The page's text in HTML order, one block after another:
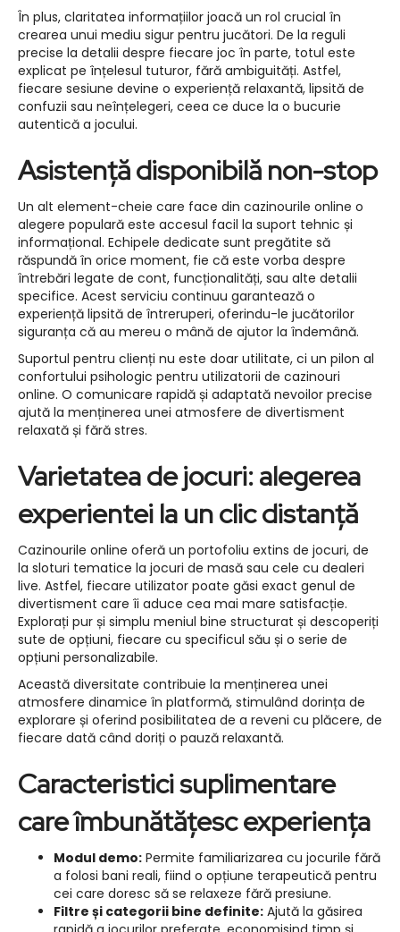
În plus, claritatea informațiilor joacă un rol crucial în
crearea unui mediu sigur pentru jucători. De la reguli
precise la detalii despre fiecare joc în parte, totul este
explicat pe înțelesul tuturor, fără ambiguități. Astfel,
fiecare sesiune devine o experiență relaxantă, lipsită de
confuzii sau neînțelegeri, ceea ce duce la o bucurie
autentică a jocului.
Asistență disponibilă non-stop
Un alt element-cheie care face din cazinourile online o
alegere populară este accesul facil la suport tehnic și
informațional. Echipele dedicate sunt pregătite să
răspundă în orice moment, fie că este vorba despre
întrebări legate de cont, funcționalități, sau alte detalii
specifice. Acest serviciu continuu garantează o
experiență lipsită de întreruperi, oferindu-le jucătorilor
siguranța că au mereu o mână de ajutor la îndemână.
Suportul pentru clienți nu este doar utilitate, ci un pilon al
confortului psihologic pentru utilizatorii de cazinouri
online. O comunicare rapidă și adaptată nevoilor precise
ajută la menținerea unei atmosfere de divertisment
relaxată și fără stres.
Varietatea de jocuri: alegerea
experientei la un clic distanță
Cazinourile online oferă un portofoliu extins de jocuri, de
la sloturi tematice la jocuri de masă sau cele cu dealeri
live. Astfel, fiecare utilizator poate găsi exact genul de
divertisment care îi aduce cea mai mare satisfacție.
Explorați pur și simplu meniul bine structurat și descoperiți
sute de opțiuni, fiecare cu specificul său și o serie de
opțiuni personalizabile.
Această diversitate contribuie la menținerea unei
atmosfere dinamice în platformă, stimulând dorința de
explorare și oferind posibilitatea de a reveni cu plăcere, de
fiecare dată când doriți o pauză relaxantă.
Caracteristici suplimentare
care îmbunătățesc experiența
Modul demo: Permite familiarizarea cu jocurile fără
a folosi bani reali, fiind o opțiune terapeutică pentru
cei care doresc să se relaxeze fără presiune.
Filtre și categorii bine definite: Ajută la găsirea